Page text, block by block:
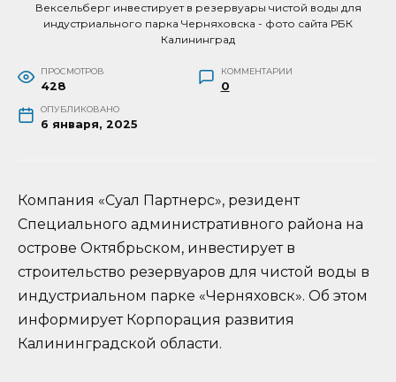
Вексельберг инвестирует в резервуары чистой воды для
индустриального парка Черняховска - фото сайта РБК
Калининград
ПРОСМОТРОВ
428
КОММЕНТАРИИ
0
ОПУБЛИКОВАНО
6 января, 2025
Компания «Суал Партнерс», резидент
Специального административного района на
острове Октябрьском, инвестирует в
строительство резервуаров для чистой воды в
индустриальном парке «Черняховск». Об этом
информирует Корпорация развития
Калининградской области.